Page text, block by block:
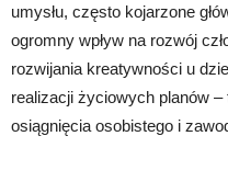
umysłu, często kojarzone
ogromny wpływ na rozwój
rozwijania kreatywności u
realizacji życiowych planów
osiągnięcia osobistego i